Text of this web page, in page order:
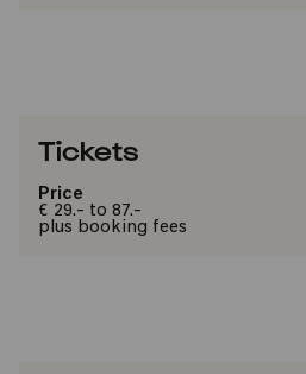
Tickets
Price
€ 29.- to 87.-
plus booking fees